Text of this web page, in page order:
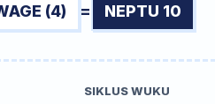
(4) = NEPTU 10
SIKLUS WUKU